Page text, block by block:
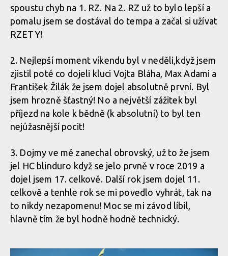
spoustu chyb na 1. RZ. Na 2. RZ už to bylo lepší a
pomalu jsem se dostával do tempa a začal si užívat
RZETY!
2. Nejlepší moment víkendu byl v neděli,když jsem
zjistil poté co dojeli kluci Vojta Bláha, Max Adami a
František Žilák že jsem dojel absolutně první. Byl
jsem hrozně šťastný! No a největší zážitek byl
příjezd na kole k bědně (k absolutní) to byl ten
nejúžasnější pocit!
3. Dojmy ve mě zanechal obrovský, už to že jsem
jel HC blinduro když se jelo prvně v roce 2019 a
dojel jsem 17. celkově. Další rok jsem dojel 11.
celkově a tenhle rok se mi povedlo vyhrát, tak na
to nikdy nezapomenu! Moc se mi závod líbil,
hlavně tím že byl hodně hodně technický.